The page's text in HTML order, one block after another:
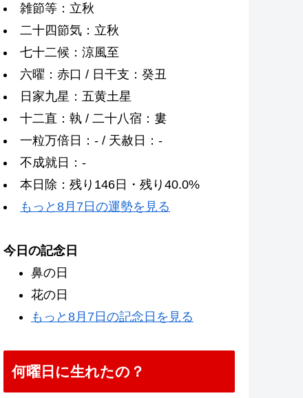
雑節等：立秋
二十四節気：立秋
七十二候：涼風至
六曜：赤口 / 日干支：癸丑
日家九星：五黄土星
十二直：執 / 二十八宿：婁
一粒万倍日：- / 天赦日：-
不成就日：-
本日除：残り146日・残り40.0%
もっと8月7日の運勢を見る
今日の記念日
鼻の日
花の日
もっと8月7日の記念日を見る
何曜日に生れたの？